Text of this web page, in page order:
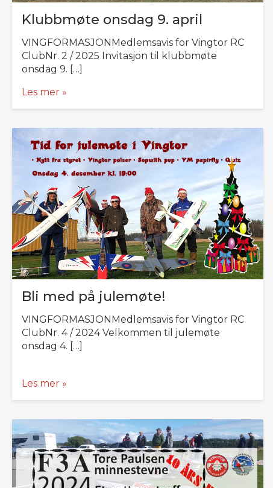
Klubbmøte onsdag 9. april
VINGFORMASJONMedlemsavis for Vingtor RC
ClubNr. 2 / 2025 Invitasjon til klubbmøte
onsdag 9. […]
Les mer »
Bli med på julemøte!
VINGFORMASJONMedlemsavis for Vingtor RC
ClubNr. 4 / 2024 Velkommen til julemøte
onsdag 4. […]
Les mer »